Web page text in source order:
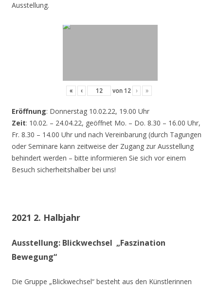
Ausstellung.
« ‹ von 12 › »
Eröffnung: Donnerstag 10.02.22, 19.00 Uhr
Zeit: 10.02. – 24.04.22, geöffnet Mo. – Do. 8.30 – 16.00 Uhr,
Fr. 8.30 – 14.00 Uhr und nach Vereinbarung (durch Tagungen
oder Seminare kann zeitweise der Zugang zur Ausstellung
behindert werden – bitte informieren Sie sich vor einem
Besuch sicherheitshalber bei uns!
2021 2. Halbjahr
Ausstellung: Blickwechsel „Faszination
Bewegung“
Die Gruppe „Blickwechsel“ besteht aus den Künstlerinnen